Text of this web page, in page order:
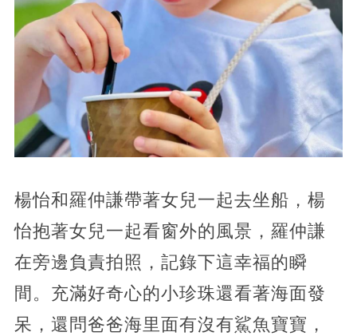
楊怡和羅仲謙帶著女兒一起去坐船，楊
怡抱著女兒一起看窗外的風景，羅仲謙
在旁邊負責拍照，記錄下這幸福的瞬
間。充滿好奇心的小珍珠還看著海面發
呆，還問爸爸海里面有沒有鯊魚寶寶，